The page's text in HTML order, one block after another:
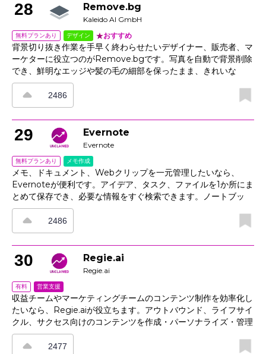
減らし、予測しやすく監査にも対応しやすいワークフローを実現
します。
28 Remove.bg
Kaleido AI GmbH
無料プランあり デザイン おすすめ
背景切り抜き作業を手早く終わらせたいデザイナー、販売者、マ
ーケターに役立つのがRemove.bgです。写真を自動で背景削除
でき、鮮明なエッジや髪の毛の細部を保ったまま、きれいな
PNG画像や透明背景、カスタム背景の画像を作成できます。ア
ップロードやAPIで使えるほか、一括処理ツールはカタログ画像
やポートレート写真にも対応。さらに、マーケットプレイスや広
告向けのサイズ変更、デザインアプリやeコマース向けプラグイ
ンによるワークフローの効率化も可能です。面倒なマスキング作
業を減らし、チャネル全体でビジュアルの統一感を保ちたい場面
に適しています。
2486
29 Evernote
Evernote
無料プランあり メモ作成
メモ、ドキュメント、Webクリップを一元管理したいなら、
Evernoteが便利です。アイデア、タスク、ファイルを1か所にま
とめて保存でき、必要な情報をすぐ検索できます。ノートブッ
ク、タグ、フィルターで整理し、テキスト認識機能を使えば
PDFや画像内の文字も扱えます。共同作業者との共有やデバイ
ス間の同期にも対応し、メモを追跡可能なToDoリストに変換す
ることも可能です。テンプレートで繰り返し作業を効率化でき、
スマート検索を使えば、締め切りが近い保存ページも素早く見つ
けられます。
2486
30 Regie.ai
Regie.ai
有料 営業支援
収益チームやマーケティングチームのコンテンツ制作を効率化し
たいなら、Regie.aiが役立ちます。アウトバウンド、ライフサイ
クル、サクセス向けのコンテンツを作成・パーソナライズ・管理
でき、ブランドボイスとターゲットセグメントに合わせたAI搭載
のシーケンス、ブリーフ、ワンページ資料を作成できます。
2477